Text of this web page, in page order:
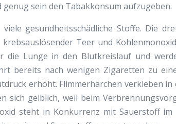
sein den Tabakkonsum aufzugeben.
gesundheitsschädliche Stoffe. Die
Teer und
die Lunge in den Blutkreislauf und
bereits nach wenigen Zigaretten zu
erhöht. Flimmerhärchen verkleben in
sich gelblich, weil beim
steht in Konkurrenz mit Sauerstoff